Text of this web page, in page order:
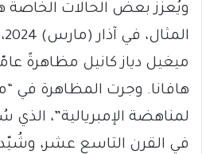
ويُعزّزُ بعض الحالات الخاصة
ميغيل دياز كانيل مظاهرةً
هافانا. وجرت المظاهرة في
لمناهضة الإمبريالية”، الذي
في القرن التاسع عشر، وشُيّد